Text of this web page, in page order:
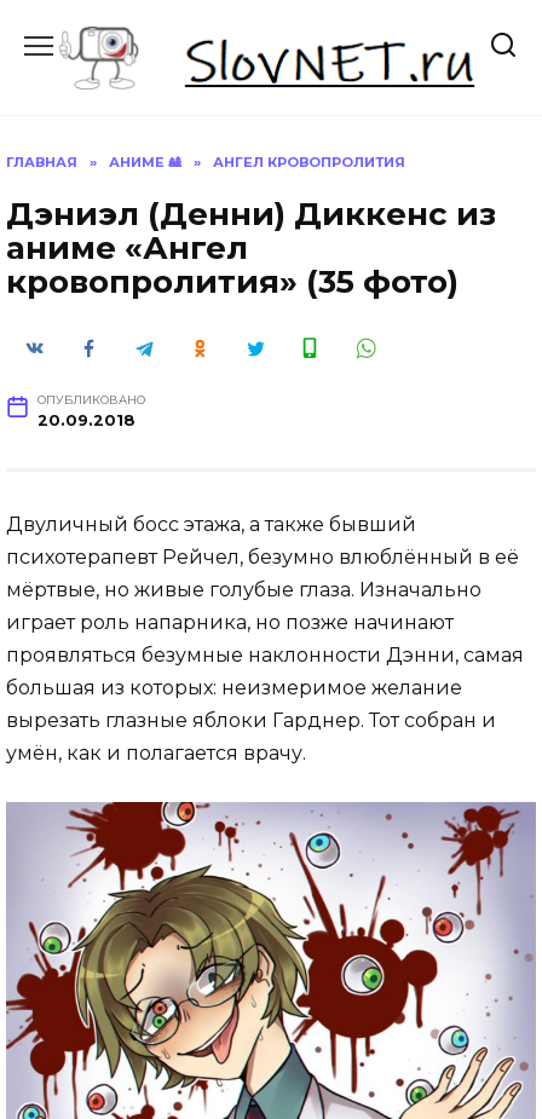
содержанию
ГЛАВНАЯ » АНИМЕ 🎎 » АНГЕЛ КРОВОПРОЛИТИЯ
Дэниэл (Денни) Диккенс из
аниме «Ангел
кровопролития» (35 фото)
ОПУБЛИКОВАНО
20.09.2018
Двуличный босс этажа, а также бывший
психотерапевт Рейчел, безумно влюблённый в её
мёртвые, но живые голубые глаза. Изначально
играет роль напарника, но позже начинают
проявляться безумные наклонности Дэнни, самая
большая из которых: неизмеримое желание
вырезать глазные яблоки Гарднер. Тот собран и
умён, как и полагается врачу.